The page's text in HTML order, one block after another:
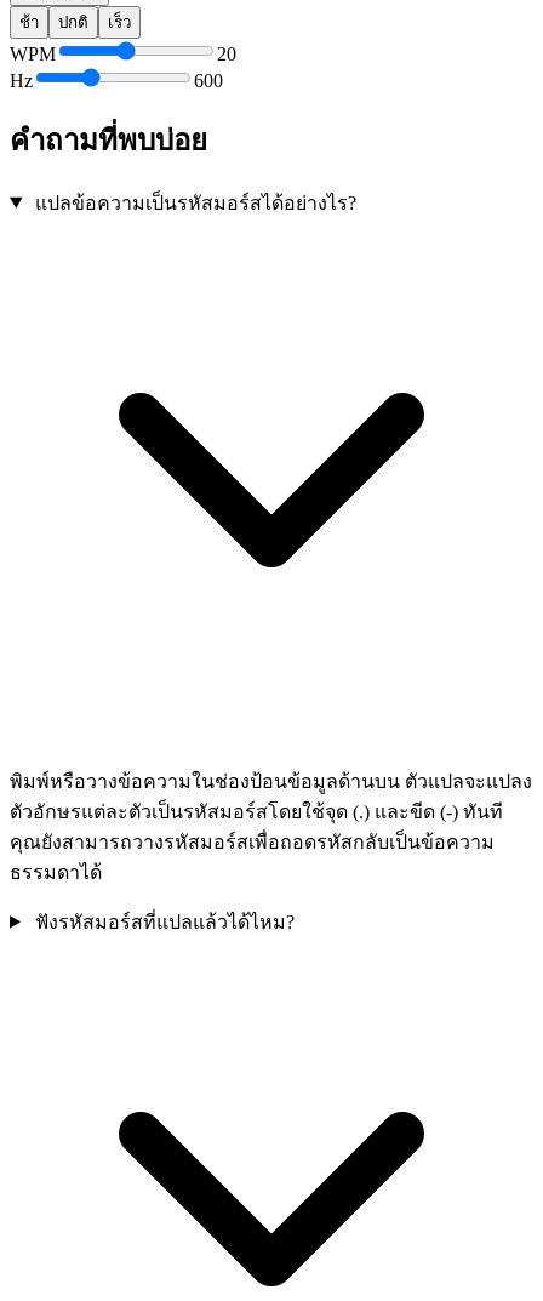
ช้า
ปกติ เร็ว
WPM
20
Hz
600
คำถามที่พบบ่อย
แปลข้อความเป็นรหัสมอร์สได้อย่างไร?
พิมพ์หรือวางข้อความในช่องป้อนข้อมูลด้านบน ตัวแปลจะแปลง
ตัวอักษรแต่ละตัวเป็นรหัสมอร์สโดยใช้จุด (.) และขีด (-) ทันที
คุณยังสามารถวางรหัสมอร์สเพื่อถอดรหัสกลับเป็นข้อความ
ธรรมดาได้
ฟังรหัสมอร์สที่แปลแล้วได้ไหม?